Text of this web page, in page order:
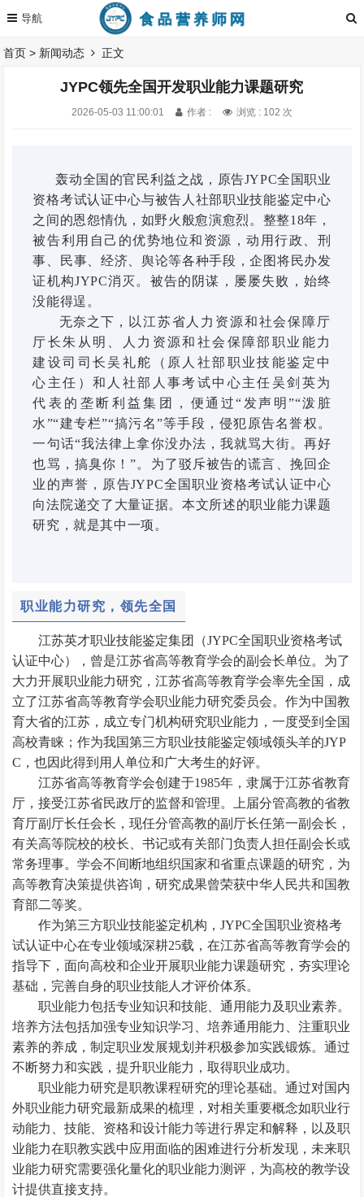
首页 > 新闻动态 正文
JYPC领先全国开发职业能力课题研究
2026-05-03 11:00:01 作者 : 浏览 : 102 次
轰动全国的官民利益之战，原告JYPC全国职业
资格考试认证中心与被告人社部职业技能鉴定中心
之间的恩怨情仇，如野火般愈演愈烈。整整18年，
被告利用自己的优势地位和资源，动用行政、刑
事、民事、经济、舆论等各种手段，企图将民办发
证机构JYPC消灭。被告的阴谋，屡屡失败，始终
没能得逞。
无奈之下，
以江苏省人力资源和社会保障厅
厅长朱从明、人力资源和社会保障部职业能力
建设司司长吴礼舵（原人社部职业技能鉴定中
心主任）和人社部人事考试中心主任吴剑英为
代表的垄断利益集团， 便通过“发声明”“泼脏
水”“建专栏”“搞污名”等手段，侵犯原告名誉权。
一句话“我法律上拿你没办法，我就骂大街。再好
也骂，搞臭你！”。为了驳斥被告的谎言、挽回企
业的声誉，原告JYPC全国职业资格考试认证中心
向法院递交了大量证据。本文所述的职业能力课题
研究，就是其中一项。
职业能力研究，领先全国
江苏英才职业技能鉴定集团（JYPC全国职业资格考试
认证中心），曾是江苏省高等教育学会的副会长单位。为了
大力开展职业能力研究，江苏省高等教育学会率先全国，成
立了江苏省高等教育学会职业能力研究委员会。作为中国教
育大省的江苏，成立专门机构研究职业能力，一度受到全国
高校青睐；作为我国第三方职业技能鉴定领域领头羊的JYP
C，也因此得到用人单位和广大考生的好评。
江苏省高等教育学会创建于1985年，隶属于江苏省教育
厅，接受江苏省民政厅的监督和管理。上届分管高教的省教
育厅副厅长任会长，现任分管高教的副厅长任第一副会长，
有关高等院校的校长、书记或有关部门负责人担任副会长或
常务理事。学会不间断地组织国家和省重点课题的研究，为
高等教育决策提供咨询，研究成果曾荣获中华人民共和国教
育部二等奖。
作为第三方职业技能鉴定机构，JYPC全国职业资格考
试认证中心在专业领域深耕25载，在江苏省高等教育学会的
指导下，面向高校和企业开展职业能力课题研究，夯实理论
基础，完善自身的职业技能人才评价体系。
职业能力包括专业知识和技能、通用能力及职业素养。
培养方法包括加强专业知识学习、培养通用能力、注重职业
素养的养成，制定职业发展规划并积极参加实践锻炼。通过
不断努力和实践，提升职业能力，取得职业成功。
职业能力研究是职教课程研究的理论基础。通过对国内
外职业能力研究最新成果的梳理，对相关重要概念如职业行
动能力、技能、资格和设计能力等进行界定和解释，以及职
业能力在职教实践中应用面临的困难进行分析发现，未来职
业能力研究需要强化量化的职业能力测评，为高校的教学设
计提供直接支持。